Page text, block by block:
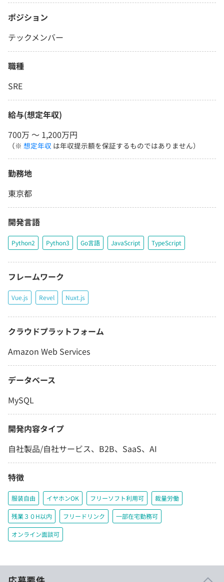
ポジション
テックメンバー
職種
SRE
給与(想定年収)
700万 〜 1,200万円
（※ 想定年収 は年収提示額を保証するものではありません）
勤務地
東京都
開発言語
Python2 Python3 Go言語 JavaScript TypeScript
フレームワーク
Vue.js Revel Nuxt.js
クラウドプラットフォーム
Amazon Web Services
データベース
MySQL
開発内容タイプ
自社製品/自社サービス、B2B、SaaS、AI
特徴
服装自由 イヤホンOK フリーソフト利用可 裁量労働
残業３０H以内 フリードリンク 一部在宅勤務可
オンライン面談可